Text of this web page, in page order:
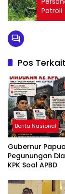
Patroli
Pos Terkait
Berita Nasional
Gubernur Papua
Pegunungan
KPK Soal APBD